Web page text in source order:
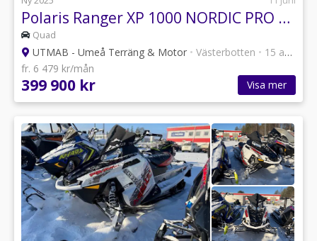
Polaris Ranger XP 1000 NORDIC PRO bandsats traktor A
Quad
UTMAB - Umeå Terräng & Motor • Västerbotten • 15 annonser
fr. 6 479 kr/mån
399 900 kr Visa mer